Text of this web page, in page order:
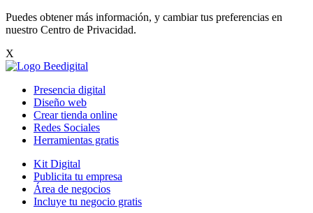
Puedes obtener más información, y cambiar tus preferencias en
nuestro Centro de Privacidad.
X
Presencia digital
Diseño web
Crear tienda online
Redes Sociales
Herramientas gratis
Kit Digital
Publicita tu empresa
Área de negocios
Incluye tu negocio gratis